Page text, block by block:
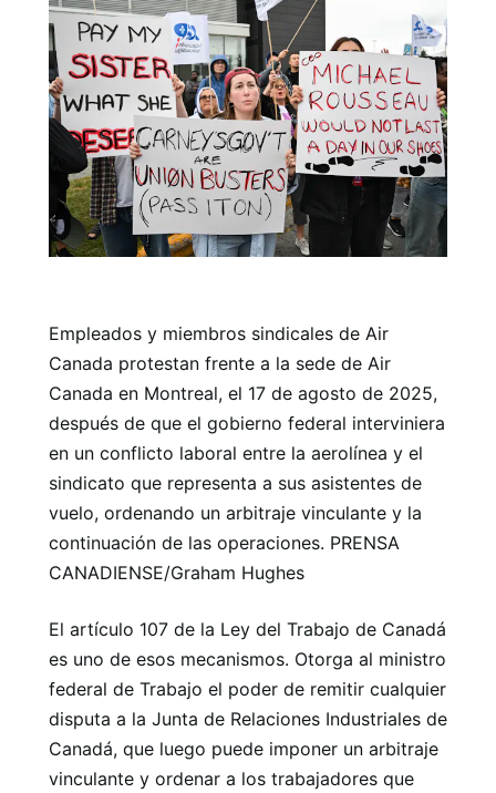
Empleados y miembros sindicales de Air
Canada protestan frente a la sede de Air
Canada en Montreal, el 17 de agosto de 2025,
después de que el gobierno federal interviniera
en un conflicto laboral entre la aerolínea y el
sindicato que representa a sus asistentes de
vuelo, ordenando un arbitraje vinculante y la
continuación de las operaciones. PRENSA
CANADIENSE/Graham Hughes
El artículo 107 de la Ley del Trabajo de Canadá
es uno de esos mecanismos. Otorga al ministro
federal de Trabajo el poder de remitir cualquier
disputa a la Junta de Relaciones Industriales de
Canadá, que luego puede imponer un arbitraje
vinculante y ordenar a los trabajadores que